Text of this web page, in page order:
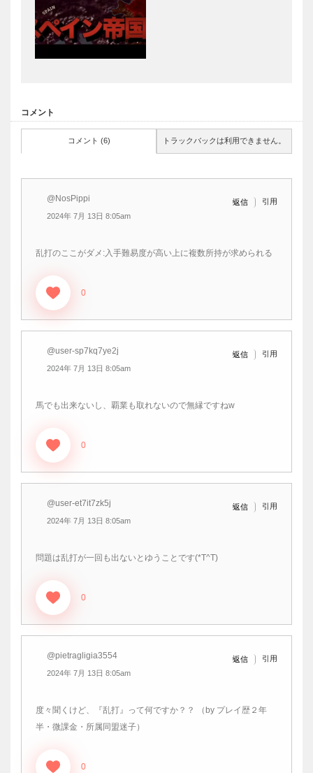
コメント
コメント (6) トラックバックは利用できません。
@NosPippi
2024年 7月 13日 8:05am
返信 引用
乱打のここがダメ:入手難易度が高い上に複数所持が求められる
0
@user-sp7kq7ye2j
2024年 7月 13日 8:05am
返信 引用
馬でも出来ないし、覇業も取れないので無縁ですねw
0
@user-et7it7zk5j
2024年 7月 13日 8:05am
返信 引用
問題は乱打が一回も出ないとゆうことです(*T^T)
0
@pietragligia3554
2024年 7月 13日 8:05am
返信 引用
度々聞くけど、『乱打』って何ですか？？ （by プレイ歴２年
半・微課金・所属同盟迷子）
0